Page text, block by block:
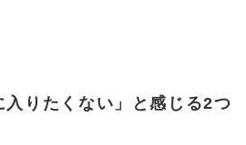
入りたくない」と感じる2つ